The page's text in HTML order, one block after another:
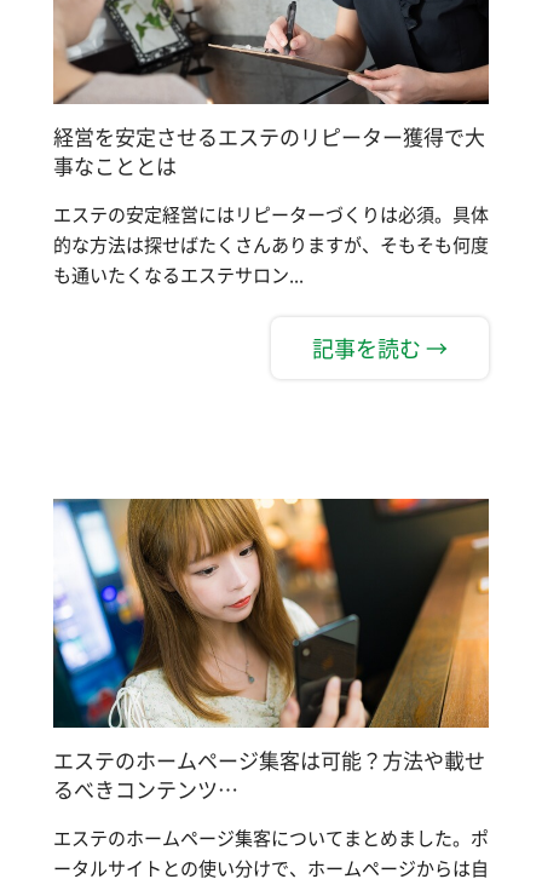
経営を安定させるエステのリピーター獲得で大
事なこととは
エステの安定経営にはリピーターづくりは必須。具体
的な方法は探せばたくさんありますが、そもそも何度
も通いたくなるエステサロン...
記事を読む →
エステのホームページ集客は可能？方法や載せ
るべきコンテンツ…
エステのホームページ集客についてまとめました。ポ
ータルサイトとの使い分けで、ホームページからは自